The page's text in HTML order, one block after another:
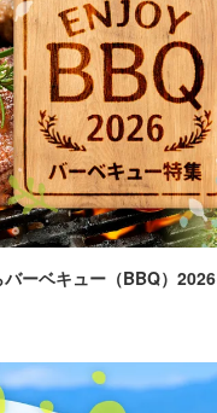
ーベキュー（BBQ）2026